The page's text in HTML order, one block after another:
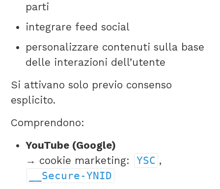
parti
integrare feed social
personalizzare contenuti sulla base
delle interazioni dell’utente
Si attivano solo previo consenso
esplicito.
Comprendono:
YouTube (Google)
→ cookie marketing:
YSC ,
__Secure-YNID